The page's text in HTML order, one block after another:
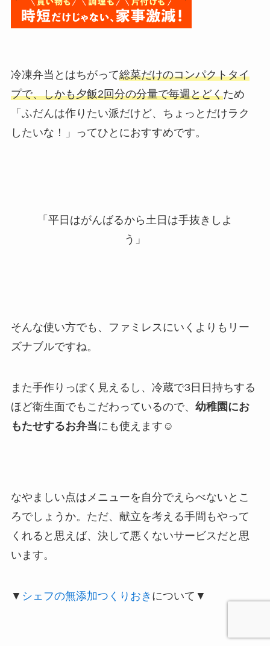
冷凍弁当とはちがって総菜だけのコンパクトタイ
プで、しかも夕飯2回分の分量で毎週とどくため
「ふだんは作りたい派だけど、ちょっとだけラク
したいな！」ってひとにおすすめです。
「平日はがんばるから土日は手抜きしよ
う」
そんな使い方でも、ファミレスにいくよりもリー
ズナブルですね。
また手作りっぽく見えるし、冷蔵で3日日持ちする
ほど衛生面でもこだわっているので、 幼稚園にお
もたせするお弁当にも使えます☺
なやましい点はメニューを自分でえらべない とこ
ろでしょうか。ただ、献立を考える手間もやって
くれると思えば、決して悪くないサービスだと思
います。
▼ シェフの無添加つくりおき について▼